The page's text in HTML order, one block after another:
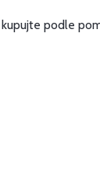
podle